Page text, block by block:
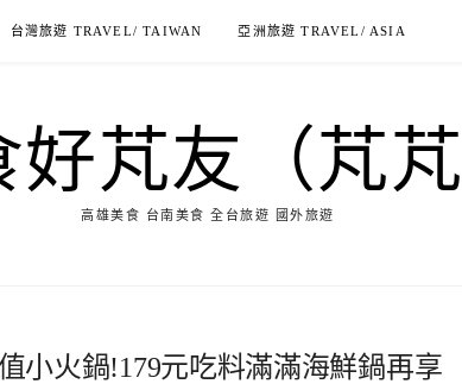
台灣旅遊 TRAVEL/ TAIWAN 亞洲旅遊 TRAVEL/ ASIA
芃友（芃芃
高雄美食 台南美食 全台旅遊 國外旅遊
小火鍋!179元吃料滿滿海鮮鍋再享